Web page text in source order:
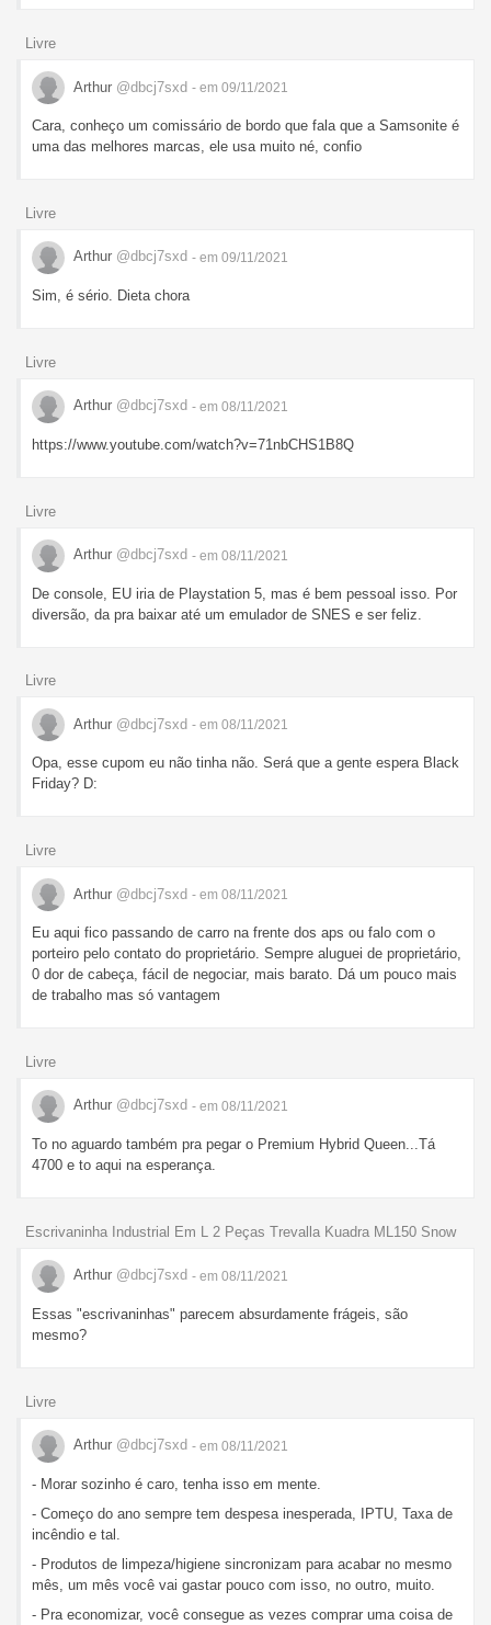
Livre
Arthur @dbcj7sxd - em 09/11/2021
Cara, conheço um comissário de bordo que fala que a Samsonite é
uma das melhores marcas, ele usa muito né, confio
Livre
Arthur @dbcj7sxd - em 09/11/2021
Sim, é sério. Dieta chora
Livre
Arthur @dbcj7sxd - em 08/11/2021
https://www.youtube.com/watch?v=71nbCHS1B8Q
Livre
Arthur @dbcj7sxd - em 08/11/2021
De console, EU iria de Playstation 5, mas é bem pessoal isso. Por
diversão, da pra baixar até um emulador de SNES e ser feliz.
Livre
Arthur @dbcj7sxd - em 08/11/2021
Opa, esse cupom eu não tinha não. Será que a gente espera Black
Friday? D:
Livre
Arthur @dbcj7sxd - em 08/11/2021
Eu aqui fico passando de carro na frente dos aps ou falo com o
porteiro pelo contato do proprietário. Sempre aluguei de proprietário,
0 dor de cabeça, fácil de negociar, mais barato. Dá um pouco mais
de trabalho mas só vantagem
Livre
Arthur @dbcj7sxd - em 08/11/2021
To no aguardo também pra pegar o Premium Hybrid Queen...Tá
4700 e to aqui na esperança.
Escrivaninha Industrial Em L 2 Peças Trevalla Kuadra ML150 Snow
Arthur @dbcj7sxd - em 08/11/2021
Essas "escrivaninhas" parecem absurdamente frágeis, são
mesmo?
Livre
Arthur @dbcj7sxd - em 08/11/2021
- Morar sozinho é caro, tenha isso em mente.
- Começo do ano sempre tem despesa inesperada, IPTU, Taxa de
incêndio e tal.
- Produtos de limpeza/higiene sincronizam para acabar no mesmo
mês, um mês você vai gastar pouco com isso, no outro, muito.
- Pra economizar, você consegue as vezes comprar uma coisa de